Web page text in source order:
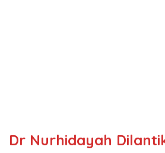
Dr Nurhidayah